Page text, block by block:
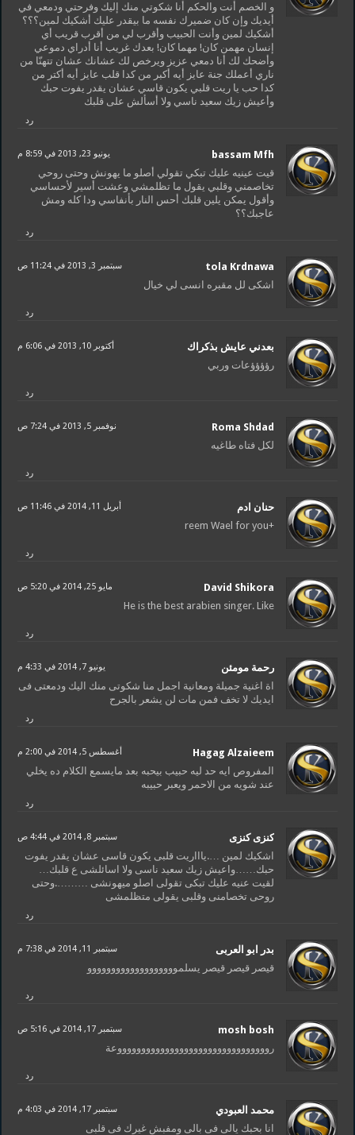
و الخصم أنت والحكم أنا شكوتي منك إليك وفرحتي ودمعي في
أيديك وإن كان ضميرك نفسه ما بيقدر عليك أشكيك لمين؟؟؟
أشكيك لمين وأنت الحبيب وأقرب لي من أقرب قريب أي
إنسان مهمن كان! مهما كان! بعدك غريب أنا أدراي دموعي
وأضحك لك أنا دمعي عزيز ويرخص لك عشانك عشان تتهنّا من
ناري أعملك جنة عايز أيه أكبر من كدا قلب عايز أيه أكتر من
كدا حب يا ريت قلبي يكون قاسي عشان يقدر يفوت حبك
وأعيش زيك سعيد ناسي ولا أسألش على قلبك
رد
bassam Mfh يونيو 23, 2013 في 8:59 م
قيت عينيه عليك تبكي تقولي أصلو ما يهونش وحتى روحي
تخاصمني وقلبي يقول ما تظلمشي وعشت أسير لأحساسي
وأقول يمكن يلين قلبك أحس النار بأنفاسي ودا كله ومش
عاجبك؟؟
رد
tola Krdnawa سبتمبر 3, 2013 في 11:24 ص
اشكى لل مقبره انسى لي خيال
رد
بعدني عايش بذكراك أكتوبر 10, 2013 في 6:06 م
رؤؤؤؤعات وربي
رد
Roma Shdad نوفمبر 5, 2013 في 7:24 ص
لكل فتاه طاغيه
رد
حنان ادم أبريل 11, 2014 في 11:46 ص
+reem Wael for you
رد
David Shikora مايو 25, 2014 في 5:20 ص
He is the best arabien singer. Like
رد
رحمة مومئن يونيو 7, 2014 في 4:33 م
اة اغنية جميلة ومعانية اجمل منا شكوتى منك اليك ودمعتى فى
ايديك لا تخف فمن مات لن يشعر بالجرح
رد
Hagag Alzaieem أغسطس 5, 2014 في 2:00 م
المفروص ايه حد ليه حبيب بيحبه بعد مايسمع الكلام ده يخلي
عند شويه من الاحمر ويعبر حبيبه
رد
كنزى كنزى سبتمبر 8, 2014 في 4:44 ص
اشكيك لمين ….ياااريت قلبى يكون قاسى عشان يقدر يفوت
حبك……واعيش زيك سعيد ناسى ولا اسائلشى ع قلبك…
لقيت عنيه عليك تبكى تقولى اصلو ميهونشى ……….وحتى
روحى تخصامنى وقلبى يقولى متظلمشى
رد
بدر ابو العربى سبتمبر 11, 2014 في 7:38 م
قيصر قيصر قيصر يسلمووووووووووووووووووو
رد
mosh bosh سبتمبر 17, 2014 في 5:16 ص
رووووووووووووووووووووووووووووووووعة
رد
محمد العبودي سبتمبر 17, 2014 في 4:03 م
انا بحبك يالى فى بالى ومفبش غيرك فى قلبى